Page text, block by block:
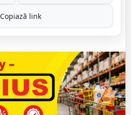
Copiază link